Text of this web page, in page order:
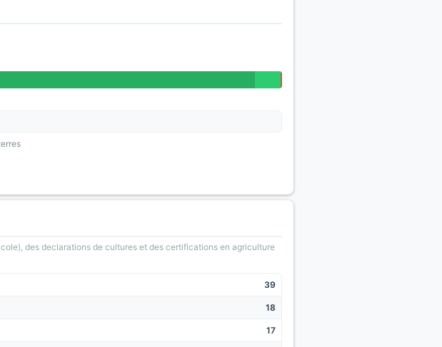
des declarations de cultures et des certifications en agriculture
39
18
17